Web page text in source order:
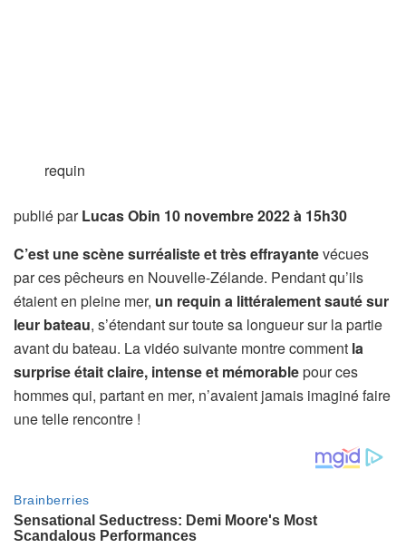
requin
publié parLucas Obin 10 novembre 2022 à 15h30
C’est une scène surréaliste et très effrayantevécues
par ces pêcheurs en Nouvelle-Zélande. Pendant qu’ils
étaient en pleine mer, un requin a littéralement sauté sur
leur bateau, s’étendant sur toute sa longueur sur la partie
avant du bateau. La vidéo suivante montre comment la
surprise était claire, intense et mémorablepour ces
hommes qui, partant en mer, n’avaient jamais imaginé faire
une telle rencontre !